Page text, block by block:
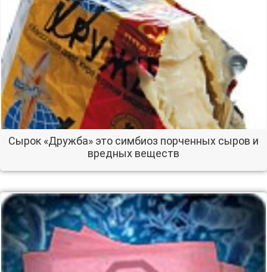
Сырок «Дружба» это симбиоз порченных сыров и
вредных веществ